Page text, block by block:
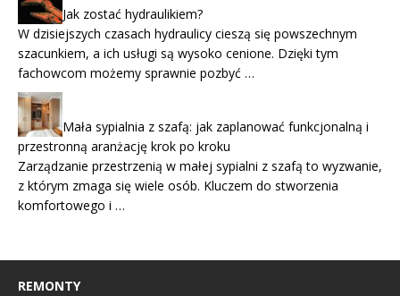
Jak zostać hydraulikiem?
W dzisiejszych czasach hydraulicy cieszą się powszechnym
szacunkiem, a ich usługi są wysoko cenione. Dzięki tym
fachowcom możemy sprawnie pozbyć …
Mała sypialnia z szafą: jak zaplanować funkcjonalną i
przestronną aranżację krok po kroku
Zarządzanie przestrzenią w małej sypialni z szafą to wyzwanie,
z którym zmaga się wiele osób. Kluczem do stworzenia
komfortowego i …
REMONTY